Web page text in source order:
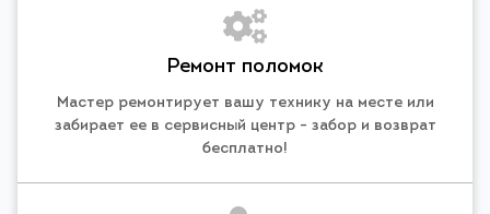
Ремонт поломок
Мастер ремонтирует вашу технику на месте или
забирает ее в сервисный центр - забор и возврат
бесплатно!